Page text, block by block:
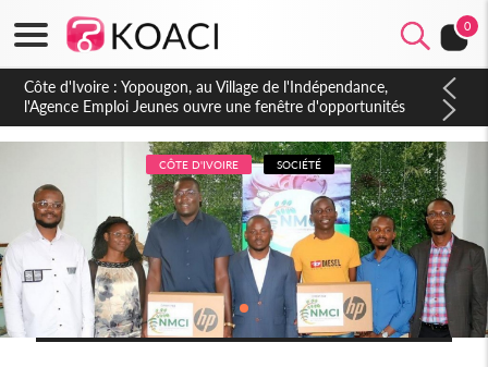
0
Côte d'Ivoire : CHU de Treichville, après la fronde, les agents
contractuels obtiennent un accord avec la direction sur les
arriérés du SMIG 2023
CÔTE D'IVOIRE SOCIÉTÉ